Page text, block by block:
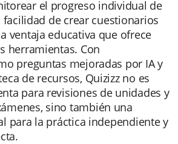
el progreso individual de
de crear cuestionarios
ventaja educativa que ofrece
herramientas. Con
preguntas mejoradas por IA y
de recursos, Quizizz no es
para revisiones de unidades y
sino también una
para la práctica independiente y